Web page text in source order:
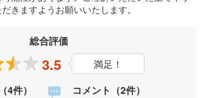
きますようお願いいたします。
総合評価
3.5
満足！
4件）
コメント（2件）